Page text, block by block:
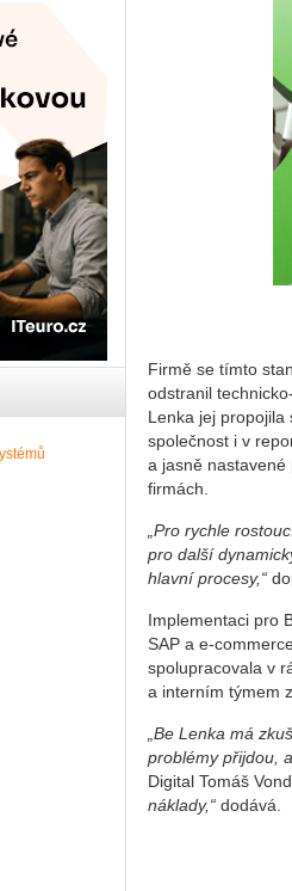
Firmě se tímto
odstranil
Lenka jej
společnost i v
a jasně
firmách.
„Pro rychle
pro další
hlavní procesy,“
Implementaci pro
SAP a e-
spolupracovala v
a interním týmem
„Be Lenka má
problémy přijdou,
Digital Tomáš
náklady,“ dodává.